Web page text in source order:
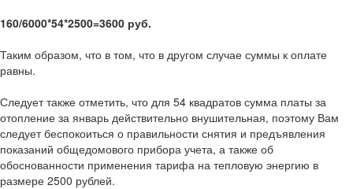
160/6000*54*2500=3600 руб.
Таким образом, что в том, что в другом случае суммы к оплате
равны.
Следует также отметить, что для 54 квадратов сумма платы за
отопление за январь действительно внушительная, поэтому Вам
следует беспокоиться о правильности снятия и предъявления
показаний общедомового прибора учета, а также об
обоснованности применения тарифа на тепловую энергию в
размере 2500 рублей.